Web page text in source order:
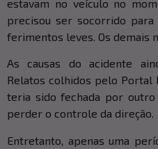
estavam no veículo no
precisou ser socorrido
ferimentos leves. Os demais
As causas do acidente
Relatos colhidos pelo Portal
teria sido fechada por
perder o controle da direção.
Entretanto, apenas uma